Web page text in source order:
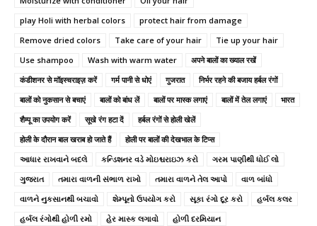
play Holi with herbal colors
protect hair from damage
Remove dried colors
Take care of your hair
Tie up your hair
Use shampoo
Wash with warm water
अपने बालों का ख्याल रखें
कंडीशनर से मॉइस्चराइज़ करें
गर्म पानी से धोएं गुजरात
निर्भर रहने की बजाय हर्बल रंगों
बालों को नुकसान से बचाएं
बालों को बांध लें बालों पर मास्क लगाएं बालों में तेल लगाएं
भारत
शैम्पू का उपयोग करें
सूखे रंग हटा दें
हर्बल रंगों से होली खेलें
होली के दौरान बाल खराब हो जाते हैं
होली पर बालों की देखभाल के टिप्स
આધાર રાખવાને બદલે
કન્ડિશનર વડે મોઇશ્ચરાઇઝ કરો
ગરમ પાણીથી ધોઈ લો
ગુજરાત
તમારા વાળની સંભાળ રાખો તમારા વાળને તેલ આપો
વાળ બાંધો
વાળને નુકસાનથી બચાવો
શેમ્પૂનો ઉપયોગ કરો સૂકા રંગો દૂર કરો
હર્બલ કલર
હર્બલ રંગોથી હોળી રમો
હેર માસ્ક લગાવો હોળી દરમિયાન